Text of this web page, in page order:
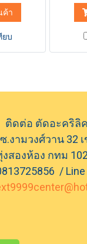
ค้า
ยบ
ติดต่อ ตัดอะคริลิค
.งามวงศ์วาน 32
สองห้อง กทม
/ Line